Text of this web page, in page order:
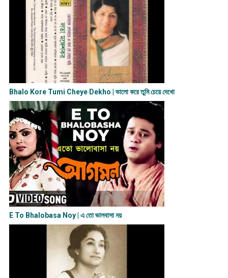
Bhalo Kore Tumi Cheye Dekho | ভালো করে তুমি চেয়ে দেখো
E To Bhalobasa Noy | এ তো ভালবাসা ন​য়